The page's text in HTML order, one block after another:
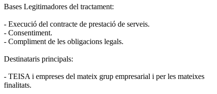
Bases Legitimadores del tractament:
- Execució del contracte de prestació de serveis.
- Consentiment.
- Compliment de les obligacions legals.
Destinataris principals:
- TEISA i empreses del mateix grup empresarial i per les mateixes
finalitats.